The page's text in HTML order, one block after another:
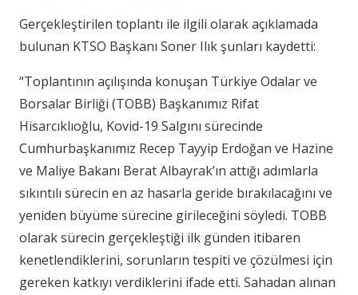
Gerçekleştirilen toplantı ile ilgili olarak açıklamada
bulunan KTSO Başkanı Soner Ilık şunları kaydetti:
“Toplantının açılışında konuşan Türkiye Odalar ve
Borsalar Birliği (TOBB) Başkanımız Rifat
Hisarcıklıoğlu, Kovid-19 Salgını sürecinde
Cumhurbaşkanımız Recep Tayyip Erdoğan ve Hazine
ve Maliye Bakanı Berat Albayrak’ın attığı adımlarla
sıkıntılı sürecin en az hasarla geride bırakılacağını ve
yeniden büyüme sürecine girileceğini söyledi. TOBB
olarak sürecin gerçekleştiği ilk günden itibaren
kenetlendiklerini, sorunların tespiti ve çözülmesi için
gereken katkıyı verdiklerini ifade etti. Sahadan alınan